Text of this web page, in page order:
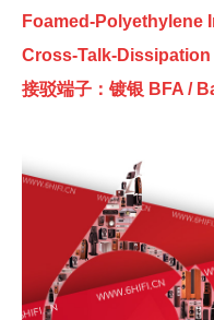
Foamed-Polyethylene
Cross-Talk-Dissipation
接驳端子：镀银 BFA /